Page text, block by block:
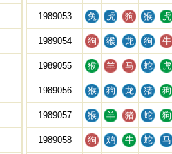
1989053 兔 虎 狗 猴 虎
1989054 狗 猴 龙 狗 牛
1989055 猴 羊 马 蛇 虎
1989056 猴 狗 龙 猪 狗
1989057 猴 羊 猪 蛇 狗
1989058 狗 鸡 牛 蛇 马